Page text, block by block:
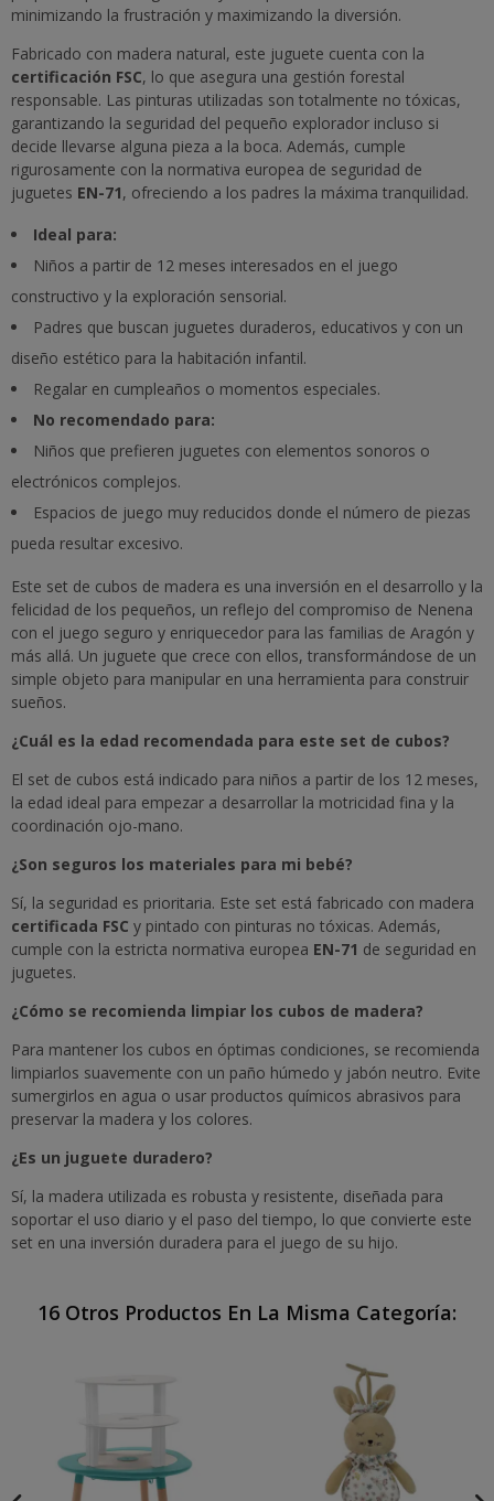
minimizando la frustración y maximizando la diversión.
Fabricado con madera natural, este juguete cuenta con la
certificación FSC, lo que asegura una gestión forestal
responsable. Las pinturas utilizadas son totalmente no tóxicas,
garantizando la seguridad del pequeño explorador incluso si
decide llevarse alguna pieza a la boca. Además, cumple
rigurosamente con la normativa europea de seguridad de
juguetes EN-71, ofreciendo a los padres la máxima tranquilidad.
Ideal para:
Niños a partir de 12 meses interesados en el juego
constructivo y la exploración sensorial.
Padres que buscan juguetes duraderos, educativos y con un
diseño estético para la habitación infantil.
Regalar en cumpleaños o momentos especiales.
No recomendado para:
Niños que prefieren juguetes con elementos sonoros o
electrónicos complejos.
Espacios de juego muy reducidos donde el número de piezas
pueda resultar excesivo.
Este set de cubos de madera es una inversión en el desarrollo y la
felicidad de los pequeños, un reflejo del compromiso de Nenena
con el juego seguro y enriquecedor para las familias de Aragón y
más allá. Un juguete que crece con ellos, transformándose de un
simple objeto para manipular en una herramienta para construir
sueños.
¿Cuál es la edad recomendada para este set de cubos?
El set de cubos está indicado para niños a partir de los 12 meses,
la edad ideal para empezar a desarrollar la motricidad fina y la
coordinación ojo-mano.
¿Son seguros los materiales para mi bebé?
Sí, la seguridad es prioritaria. Este set está fabricado con madera
certificada FSC y pintado con pinturas no tóxicas. Además,
cumple con la estricta normativa europea EN-71 de seguridad en
juguetes.
¿Cómo se recomienda limpiar los cubos de madera?
Para mantener los cubos en óptimas condiciones, se recomienda
limpiarlos suavemente con un paño húmedo y jabón neutro. Evite
sumergirlos en agua o usar productos químicos abrasivos para
preservar la madera y los colores.
¿Es un juguete duradero?
Sí, la madera utilizada es robusta y resistente, diseñada para
soportar el uso diario y el paso del tiempo, lo que convierte este
set en una inversión duradera para el juego de su hijo.
16 Otros Productos En La Misma Categoría: